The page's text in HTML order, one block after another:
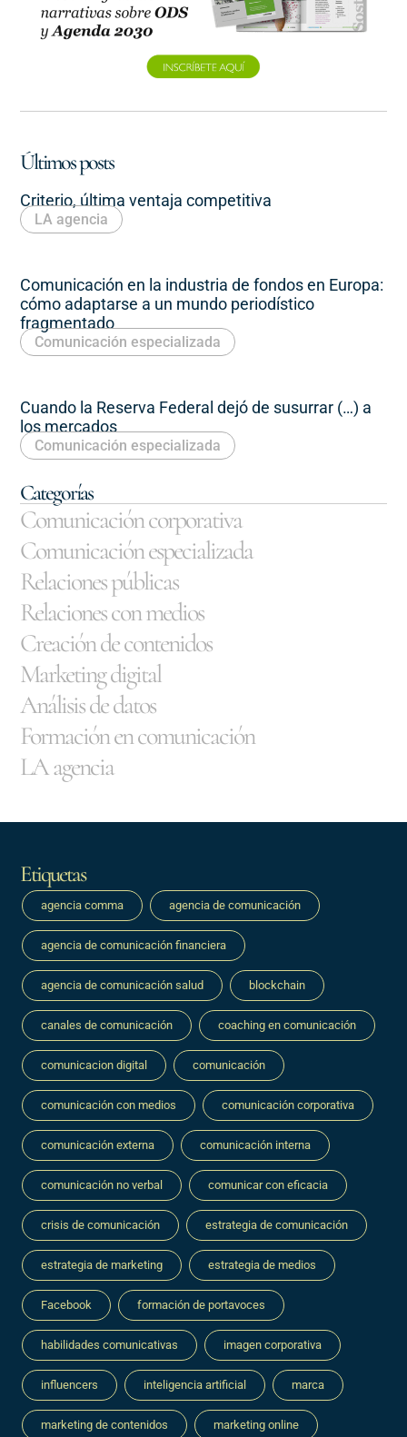
Últimos posts
Criterio, última ventaja competitiva
LA agencia
Comunicación en la industria de fondos en Europa:
cómo adaptarse a un mundo periodístico
fragmentado
Comunicación especializada
Cuando la Reserva Federal dejó de susurrar (…) a
los mercados
Comunicación especializada
Categorías
Comunicación corporativa
Comunicación especializada
Relaciones públicas
Relaciones con medios
Creación de contenidos
Marketing digital
Análisis de datos
Formación en comunicación
LA agencia
Etiquetas
agencia comma agencia de comunicación
agencia de comunicación financiera
agencia de comunicación salud blockchain
canales de comunicación coaching en comunicación
comunicacion digital comunicación
comunicación con medios comunicación corporativa
comunicación externa comunicación interna
comunicación no verbal comunicar con eficacia
crisis de comunicación estrategia de comunicación
estrategia de marketing estrategia de medios
Facebook formación de portavoces
habilidades comunicativas imagen corporativa
influencers inteligencia artificial marca
marketing de contenidos marketing online